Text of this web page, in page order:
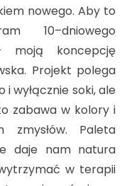
nowego. Aby to
10–dniowego
moją koncepcję
Projekt polega
wyłącznie soki, ale
zabawa w kolory i
zmysłów. Paleta
daje nam natura
w terapii